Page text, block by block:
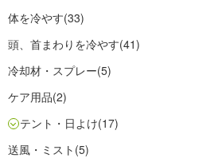
体を冷やす(33)
頭、首まわりを冷やす(41)
冷却材・スプレー(5)
ケア用品(2)
テント・日よけ(17)
送風・ミスト (5)